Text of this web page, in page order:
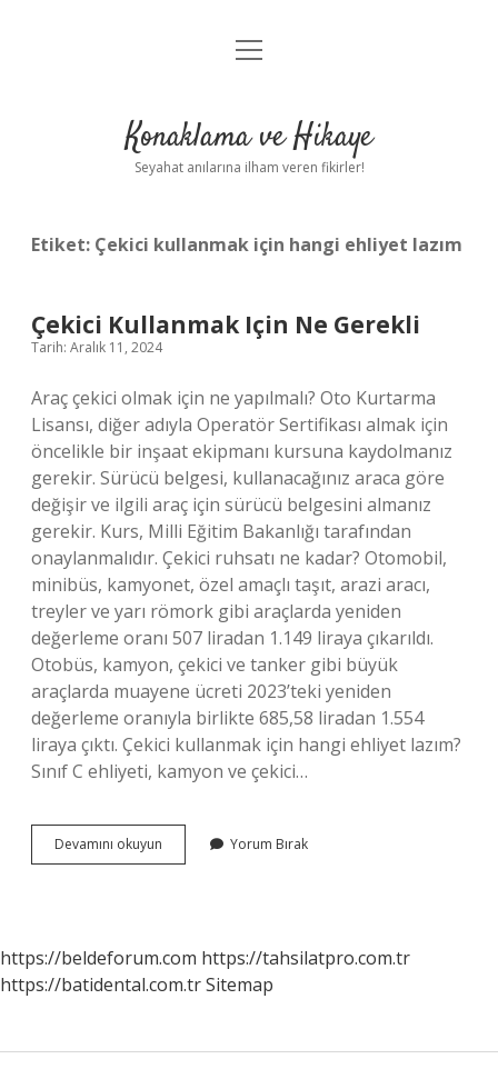
Anasayfa
Yasal Uyarı
menüyü
Konaklama ve Hikaye
Seyahat anılarına ilham veren fikirler!
Etiket: Çekici kullanmak için hangi ehliyet lazım
Çekici Kullanmak Için Ne Gerekli
Tarih: Aralık 11, 2024
Araç çekici olmak için ne yapılmalı? Oto Kurtarma
Lisansı, diğer adıyla Operatör Sertifikası almak için
öncelikle bir inşaat ekipmanı kursuna kaydolmanız
gerekir. Sürücü belgesi, kullanacağınız araca göre
değişir ve ilgili araç için sürücü belgesini almanız
gerekir. Kurs, Milli Eğitim Bakanlığı tarafından
onaylanmalıdır. Çekici ruhsatı ne kadar? Otomobil,
minibüs, kamyonet, özel amaçlı taşıt, arazi aracı,
treyler ve yarı römork gibi araçlarda yeniden
değerleme oranı 507 liradan 1.149 liraya çıkarıldı.
Otobüs, kamyon, çekici ve tanker gibi büyük
araçlarda muayene ücreti 2023’teki yeniden
değerleme oranıyla birlikte 685,58 liradan 1.554
liraya çıktı. Çekici kullanmak için hangi ehliyet lazım?
Sınıf C ehliyeti, kamyon ve çekici…
Devamını okuyun
Kullanmak
Yorum Bırak
https://beldeforum.com https://tahsilatpro.com.tr
https://batidental.com.trSitemap